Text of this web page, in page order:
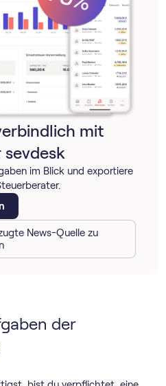
mit
sevdesk
im Blick und exportiere
News-Quelle zu
der